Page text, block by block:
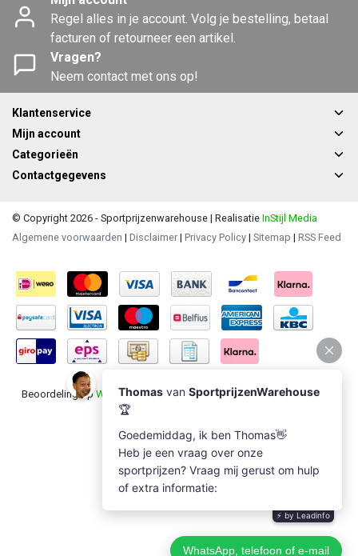
Regel alles in je account. Volg je bestelling, betaal
facturen of retourneer een artikel.
Vragen?
Neem contact met ons op!
Klantenservice
Mijn account
Categorieën
Contactgegevens
© Copyright 2026 - Sportprijzenwarehouse | Realisatie InStijl Media
Algemene voorwaarden | Disclaimer | Privacy Policy | Sitemap | RSS Feed
Beoordeling opWebwinkel Keurvoor Sportprijzenwarehouse: 9.5/10
(1235 beoordelingen)